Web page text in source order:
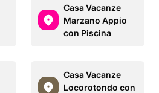
Casa Vacanze
Marzano Appio
con Piscina
Casa Vacanze
Locorotondo con